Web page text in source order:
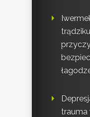
trauma